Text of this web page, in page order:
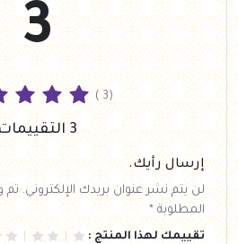
3
( 3)
3 التقييمات
إرسال رأيك.
لن يتم نشر عنوان بريدك الإلكتروني.
المطلوبة *
تقييمك لهذا المنتج :